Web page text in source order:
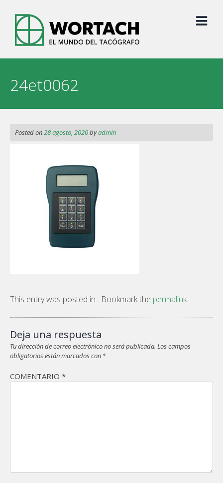
content
24et0062
Posted on28 agosto, 2020byadmin
This entry was posted in . Bookmark the permalink.
Deja una respuesta
Tu dirección de correo electrónico no será publicada. Los campos
obligatorios están marcados con *
COMENTARIO *